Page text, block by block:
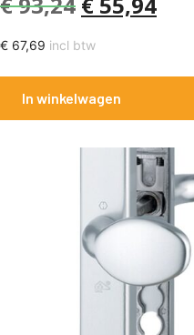
€ 67,69 incl btw
In winkelwagen